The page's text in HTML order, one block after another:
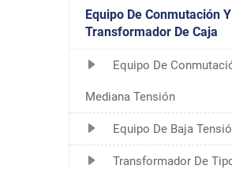
Equipo De Conmutación Y
Transformador De Caja
Equipo De
Mediana Tensión
Equipo De Baja
Transformador De